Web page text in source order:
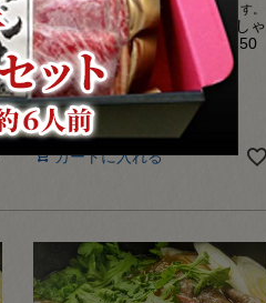
松商が送料全額負担させていただきます。
松阪牛・近江牛 モモしゃぶしゃ
ぶ食べ比べセット 500ｇ（250
ｇ×２Ｐ）約４人前【冷凍】
クール便でお届け
販売価格 税込
カートに入れる